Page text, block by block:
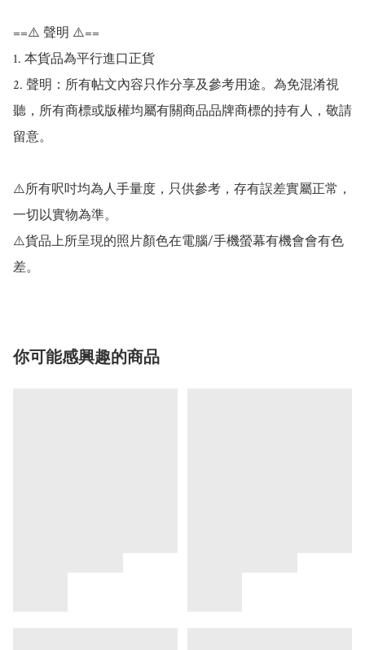
==⚠️ 聲明 ⚠️==
1. 本貨品為平行進口正貨
2. 聲明：所有帖文內容只作分享及參考用途。為免混淆視
聽，所有商標或版權均屬有關商品品牌商標的持有人，敬請
留意。
⚠️所有呎吋均為人手量度，只供參考，存有誤差實屬正常，
一切以實物為準。
⚠️貨品上所呈現的照片顏色在電腦/手機螢幕有機會會有色
你可能感興趣的商品